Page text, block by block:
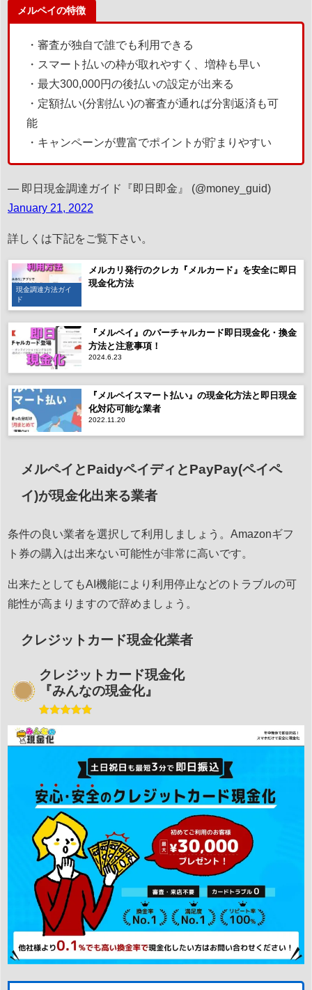
メルペイの特徴
・審査が独自で誰でも利用できる
・スマート払いの枠が取れやすく、増枠も早い
・最大300,000円の後払いの設定が出来る
・定額払い(分割払い)の審査が通れば分割返済も可
能
・キャンペーンが豊富でポイントが貯まりやすい
— 即日現金調達ガイド『即日即金』 (@money_guid)
January 21, 2022
詳しくは下記をご覧下さい。
現金調達方法ガイ
ド
メルカリ発行のクレカ『メルカード』を安全に即日
現金化方法
『メルペイ』のバーチャルカード即日現金化・換金
方法と注意事項！
2024.6.23
『メルペイスマート払い』の現金化方法と即日現金
化対応可能な業者
2022.11.20
メルペイとPaidyペイディとPayPay(ペイペ
イ)が現金化出来る業者
条件の良い業者を選択して利用しましょう。Amazonギフ
ト券の購入は出来ない可能性が非常に高いです。
出来たとしてもAI機能により利用停止などのトラブルの可
能性が高まりますので辞めましょう。
クレジットカード現金化業者
クレジットカード現金化
『みんなの現金化』